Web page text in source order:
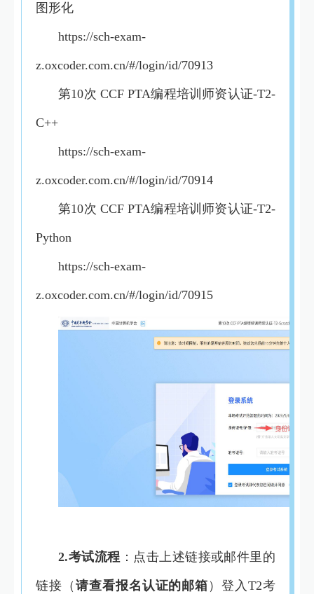
图形化
https://sch-exam-
z.oxcoder.com.cn/#/login/id/70913
第10次 CCF PTA编程培训师资认证-T2-
C++
https://sch-exam-
z.oxcoder.com.cn/#/login/id/70914
第10次 CCF PTA编程培训师资认证-T2-
Python
https://sch-exam-
z.oxcoder.com.cn/#/login/id/70915
2.考试流程 ：点击上述链接或邮件里的
链接（ 请查看报名认证的邮箱 ）登入T2考